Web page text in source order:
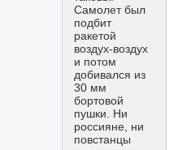
Самолет был
подбит
ракетой
воздух-воздух
и потом
добивался из
30 мм
бортовой
пушки. Ни
россияне, ни
повстанцы